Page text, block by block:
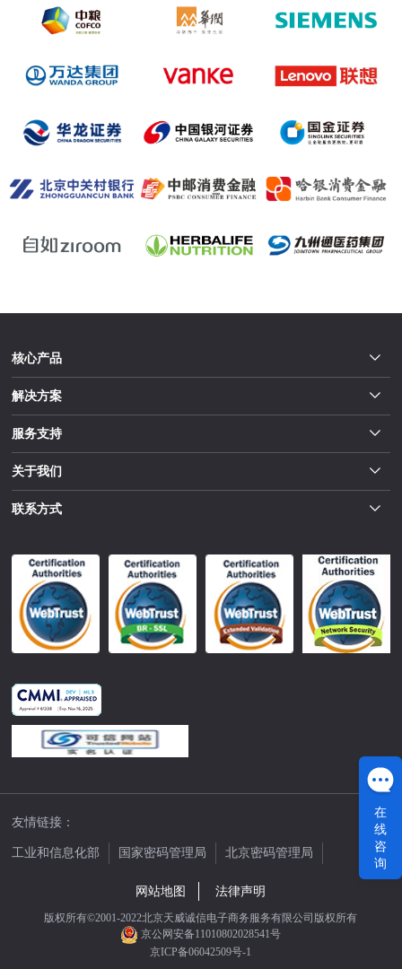
核心产品
解决方案
服务支持
关于我们
联系方式
友情链接：
工业和信息化部 国家密码管理局
北京密码管理局
网站地图
法律声明
版权所有©2001-2022北京天威诚信电子商务服务有限公司版权所有
京公网安备11010802028541号
京ICP备06042509号-1
在
线
咨
询